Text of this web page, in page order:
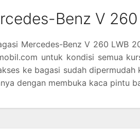
Benz V
Mercedes-Benz V 260 LWB
untuk kondisi semua
ke bagasi sudah
dengan membuka kaca pintu